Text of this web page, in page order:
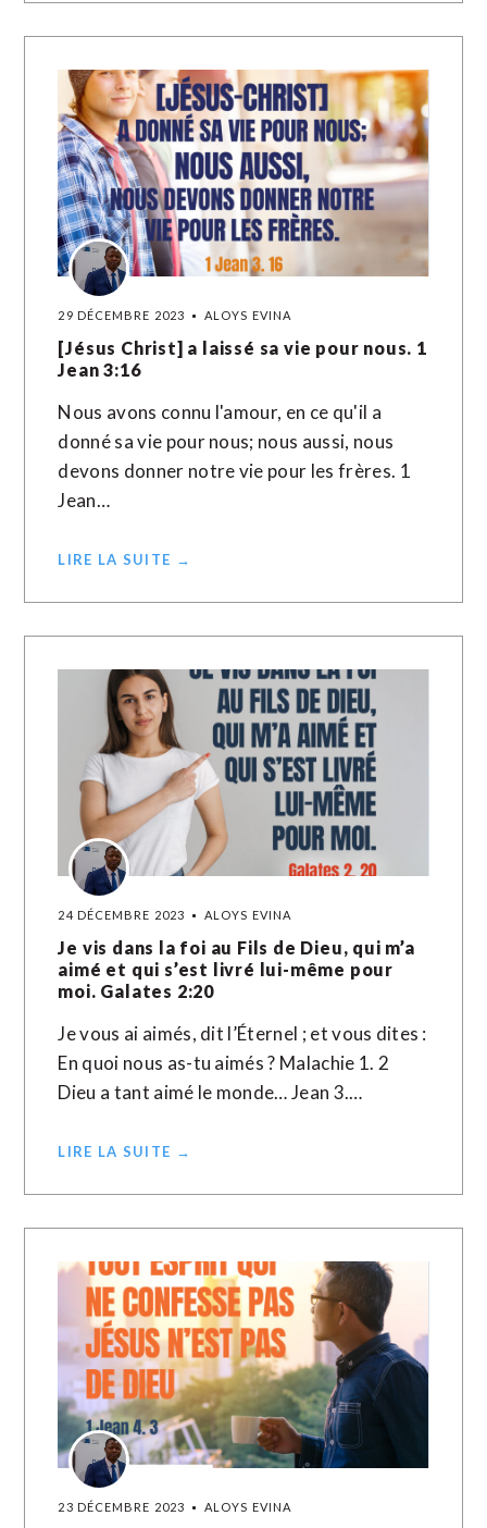
29 DÉCEMBRE 2023 ALOYS EVINA
[Jésus Christ] a laissé sa vie pour nous. 1
Jean 3:16
Nous avons connu l'amour, en ce qu'il a
donné sa vie pour nous; nous aussi, nous
devons donner notre vie pour les frères. 1
Jean…
LIRE LA SUITE →
24 DÉCEMBRE 2023 ALOYS EVINA
Je vis dans la foi au Fils de Dieu, qui m’a
aimé et qui s’est livré lui-même pour
moi. Galates 2:20
Je vous ai aimés, dit l’Éternel ; et vous dites :
En quoi nous as-tu aimés ? Malachie 1. 2
Dieu a tant aimé le monde… Jean 3.…
LIRE LA SUITE →
23 DÉCEMBRE 2023 ALOYS EVINA